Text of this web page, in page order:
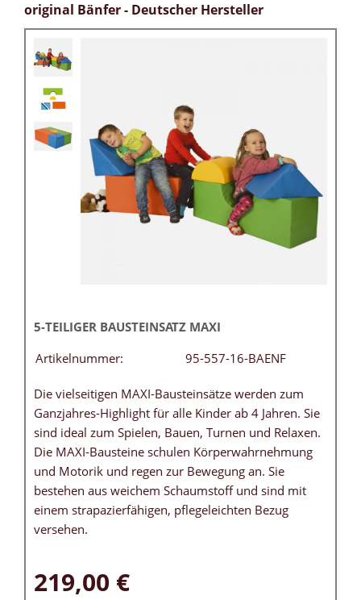
original Bänfer - Deutscher Hersteller
5-TEILIGER BAUSTEINSATZ MAXI
Artikelnummer:
95-557-16-BAENF
Die vielseitigen MAXI-Bausteinsätze werden zum
Ganzjahres-Highlight für alle Kinder ab 4 Jahren. Sie
sind ideal zum Spielen, Bauen, Turnen und Relaxen.
Die MAXI-Bausteine schulen Körperwahrnehmung
und Motorik und regen zur Bewegung an. Sie
bestehen aus weichem Schaumstoff und sind mit
einem strapazierfähigen, pflegeleichten Bezug
versehen.
219,00 €